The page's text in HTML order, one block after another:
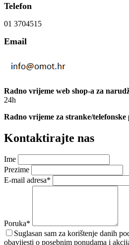
Telefon
01 3704515
Email
Radno vrijeme web shop-a za
24h
Radno vrijeme za stranke/telefonske
Kontaktirajte nas
Ime
Prezime
E-mail adresa*
Poruka*
Suglasan sam za korištenje danih
obavijesti o posebnim ponudama i